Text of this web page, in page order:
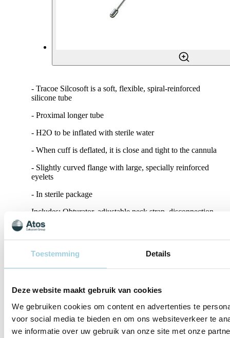
Toestemming Details
Deze website maakt gebruik van cookies
We gebruiken cookies om content en advertenties te
voor social media te bieden en om ons websiteverkeer te
we informatie over uw gebruik van onze site met onze
- Tracoe Silcosoft is a soft, flexible, spiral-reinforced
silicone tube
- Proximal longer tube
- H2O to be inflated with sterile water
- When cuff is deflated, it is close and tight to the cannula
- Slightly curved flange with large, specially reinforced
eyelets
- In sterile package
Includes: Obturator, adjustable neck strap, disconnection
wedge, and product info card with two detachable labels.